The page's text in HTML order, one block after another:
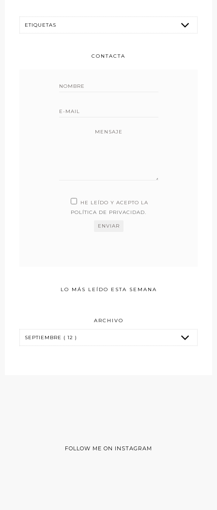
CONTACTA
MENSAJE
HE LEÍDO Y ACEPTO LA
POLÍTICA DE PRIVACIDAD.
LO MÁS LEÍDO ESTA SEMANA
ARCHIVO
FOLLOW ME ON INSTAGRAM